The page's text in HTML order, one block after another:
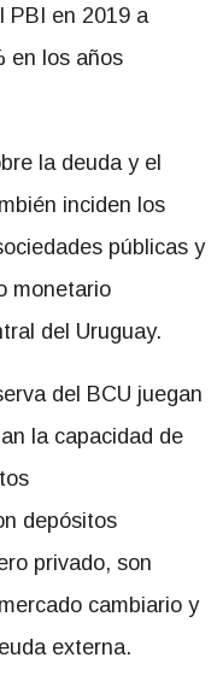
PBI en 2019 a
en los años
la deuda y el
inciden los
públicas y
monetario
del Uruguay.
del BCU juegan
la capacidad de
depósitos
privado, son
cambiario y
externa.